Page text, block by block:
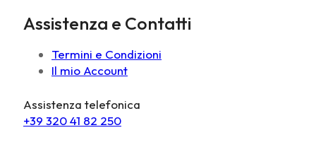
Assistenza e Contatti
Termini e Condizioni
Il mio Account
Assistenza telefonica
+39 320 41 82 250